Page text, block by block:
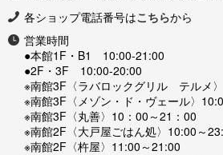
各ショップ電話番号はこちらから
営業時間
●本館1F・B1 10:00-21:00
●2F・3F 10:00-20:00
※南館3F〈ラバロックグリル テルメ
※南館3F〈メゾン・ド・ヴェール〉
※南館3F〈丸善〉10：00～21：00
※南館2F〈大戸屋ごはん処〉10:00～
※南館2F〈杵屋〉11:00～21:00